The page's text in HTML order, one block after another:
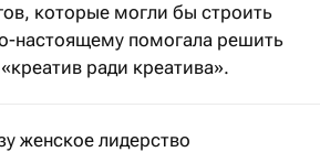
которые могли бы строить
настоящему помогала решить
ради креатива».
женское лидерство